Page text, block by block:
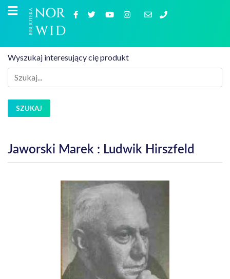
Wyszukaj interesujący cię produkt
SZUKAJ
Jaworski Marek : Ludwik Hirszfeld